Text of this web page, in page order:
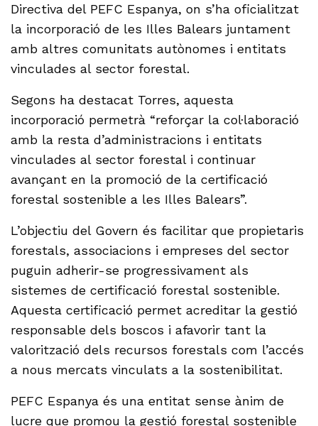
Directiva del PEFC Espanya, on s’ha oficialitzat
la incorporació de les Illes Balears juntament
amb altres comunitats autònomes i entitats
vinculades al sector forestal.
Segons ha destacat Torres, aquesta
incorporació permetrà “reforçar la col·laboració
amb la resta d’administracions i entitats
vinculades al sector forestal i continuar
avançant en la promoció de la certificació
forestal sostenible a les Illes Balears”.
L’objectiu del Govern és facilitar que propietaris
forestals, associacions i empreses del sector
puguin adherir-se progressivament als
sistemes de certificació forestal sostenible.
Aquesta certificació permet acreditar la gestió
responsable dels boscos i afavorir tant la
valorització dels recursos forestals com l’accés
a nous mercats vinculats a la sostenibilitat.
PEFC Espanya és una entitat sense ànim de
lucre que promou la gestió forestal sostenible